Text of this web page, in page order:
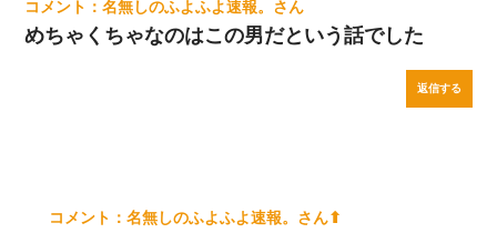
名無しのふよふよ速報。
めちゃくちゃなのはこの男だという話でした
返信する
名無しのふよふよ速報。